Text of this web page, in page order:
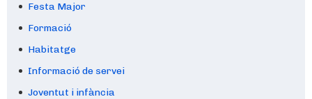
Festa Major
Formació
Habitatge
Informació de servei
Joventut i infància